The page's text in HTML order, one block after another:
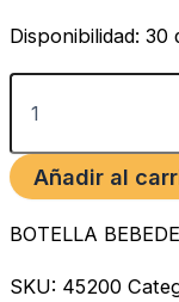
Disponibilidad: 30
Añadir al
BOTELLA
SKU: 45200